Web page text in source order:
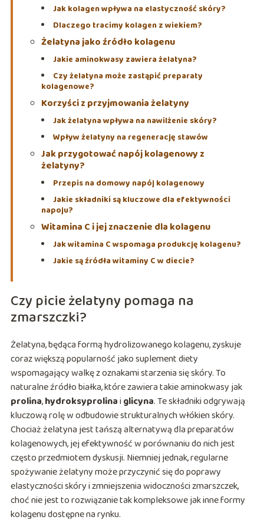
Jak kolagen wpływa na elastyczność skóry?
Dlaczego tracimy kolagen z wiekiem?
Żelatyna jako źródło kolagenu
Jakie aminokwasy zawiera żelatyna?
Czy żelatyna może zastąpić preparaty
kolagenowe?
Korzyści z przyjmowania żelatyny
Jak żelatyna wpływa na nawilżenie skóry?
Wpływ żelatyny na regenerację stawów
Jak przygotować napój kolagenowy z
żelatyny?
Przepis na domowy napój kolagenowy
Jakie składniki są kluczowe dla efektywności
napoju?
Witamina C i jej znaczenie dla kolagenu
Jak witamina C wspomaga produkcję kolagenu?
Jakie są źródła witaminy C w diecie?
Czy picie żelatyny pomaga na
zmarszczki?
Żelatyna, będąca formą hydrolizowanego kolagenu, zyskuje
coraz większą popularność jako suplement diety
wspomagający walkę z oznakami starzenia się skóry. To
naturalne źródło białka, które zawiera takie aminokwasy jak
prolina,hydroksyprolinai glicyna. Te składniki odgrywają
kluczową rolę w odbudowie strukturalnych włókien skóry.
Chociaż żelatyna jest tańszą alternatywą dla preparatów
kolagenowych, jej efektywność w porównaniu do nich jest
często przedmiotem dyskusji. Niemniej jednak, regularne
spożywanie żelatyny może przyczynić się do poprawy
elastyczności skóry i zmniejszenia widoczności zmarszczek,
choć nie jest to rozwiązanie tak kompleksowe jak inne formy
kolagenu dostępne na rynku.